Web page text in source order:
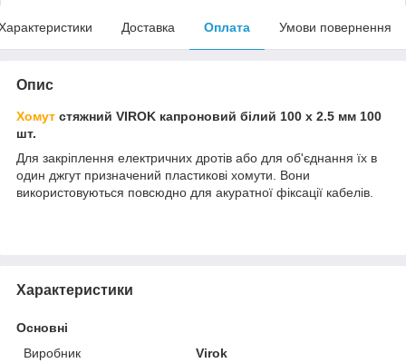
Доставка Оплата Умови повернення
Опис
Хомут стяжний VIROK капроновий білий 100 х 2.5 мм 100
шт.
Для закріплення електричних дротів або для об'єднання їх в
один джгут призначений пластикові хомути. Вони
використовуються повсюдно для акуратної фіксації кабелів.
Характеристики
Основні
Виробник
Virok